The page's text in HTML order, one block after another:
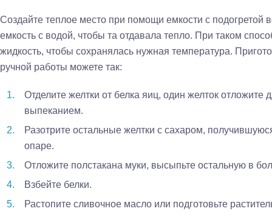
Создайте теплое место при помощи емкости с подогретой
емкость с водой, чтобы та отдавала тепло. При таком
жидкость, чтобы сохранялась нужная температура.
ручной работы можете так:
Отделите желтки от белка яиц, один желток отложите
выпеканием.
Разотрите остальные желтки с сахаром,
опаре.
Отложите полстакана муки, высыпьте остальную в
Взбейте белки.
Растопите сливочное масло или подготовьте